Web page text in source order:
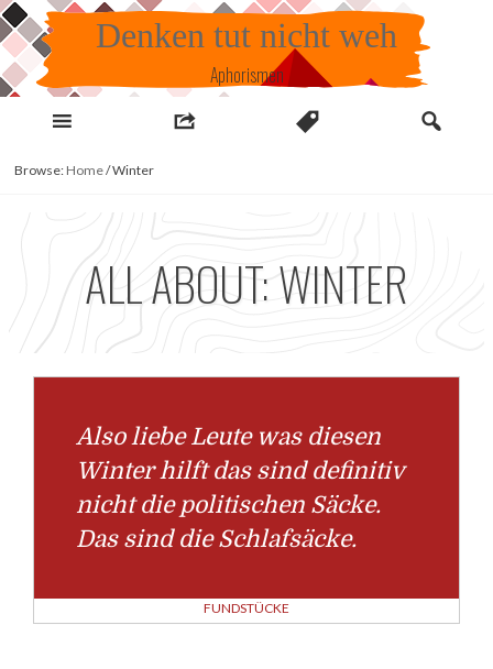
Skip
to
content
Denken tut nicht weh
Aphorismen
Browse: Home/Winter
ALL ABOUT: WINTER
Also liebe Leute was diesen
Winter hilft das sind definitiv
nicht die politischen Säcke.
Das sind die Schlafsäcke.
FUNDSTÜCKE